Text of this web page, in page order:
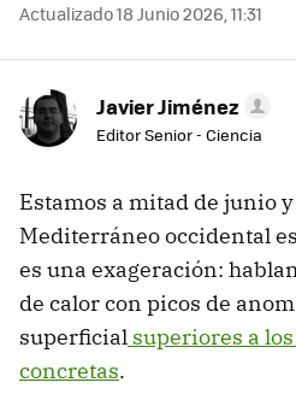
Actualizado 18 Junio 2026, 11:31
Javier Jiménez
Editor Senior - Ciencia
Estamos a mitad de junio
Mediterráneo occidental
es una exageración:
de calor con picos de
superficial superiores a
concretas.